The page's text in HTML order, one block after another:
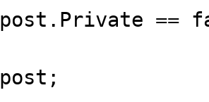
post.Private ==